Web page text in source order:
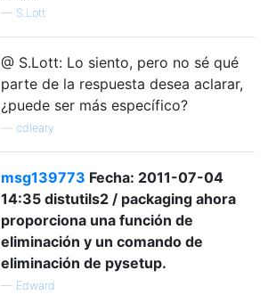
— S.Lott
@ S.Lott: Lo siento, pero no sé qué
parte de la respuesta desea aclarar,
¿puede ser más específico?
cdleary
msg139773 Fecha: 2011-07-04
14:35 distutils2 / packaging ahora
proporciona una función de
eliminación y un comando de
eliminación de pysetup.
— Edward